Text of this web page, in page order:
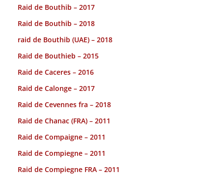
Raid de Bouthib – 2017
Raid de Bouthib – 2018
raid de Bouthib (UAE) – 2018
Raid de Bouthieb – 2015
Raid de Caceres – 2016
Raid de Calonge – 2017
Raid de Cevennes fra – 2018
Raid de Chanac (FRA) – 2011
Raid de Compaigne – 2011
Raid de Compiegne – 2011
Raid de Compiegne FRA – 2011